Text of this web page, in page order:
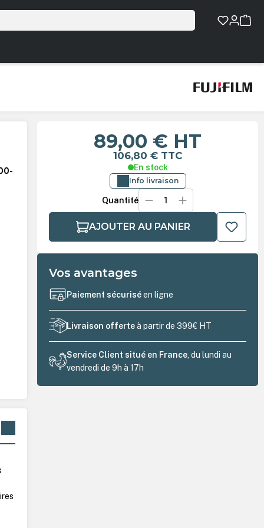
89,00 € HT
106,80 € TTC
En stock
Info livraison
Quantité
AJOUTER AU PANIER
Vos avantages
Paiement sécuriséen ligne
Livraison offerteà partir de 399€ HT
Service Client situé en France , du lundi au
vendredi de 9h à 17h